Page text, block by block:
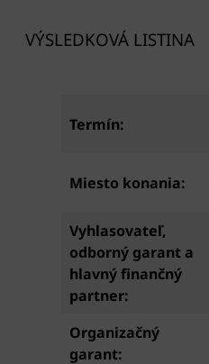
VÝSLEDKOVÁ LISTINA
Termín:
Miesto konania:
Vyhlasovateľ,
odborný garant a
hlavný finančný
partner:
Organizačný
garant: